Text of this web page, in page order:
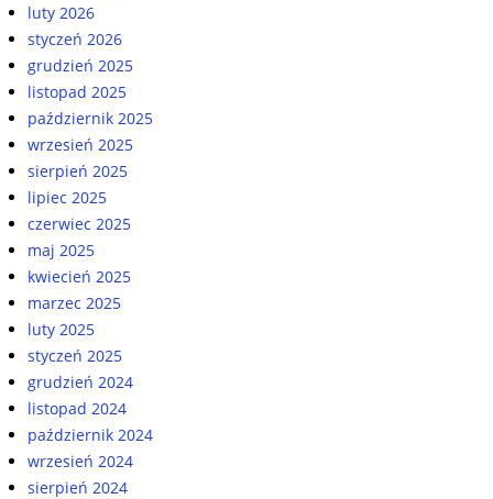
luty 2026
styczeń 2026
grudzień 2025
listopad 2025
październik 2025
wrzesień 2025
sierpień 2025
lipiec 2025
czerwiec 2025
maj 2025
kwiecień 2025
marzec 2025
luty 2025
styczeń 2025
grudzień 2024
listopad 2024
październik 2024
wrzesień 2024
sierpień 2024